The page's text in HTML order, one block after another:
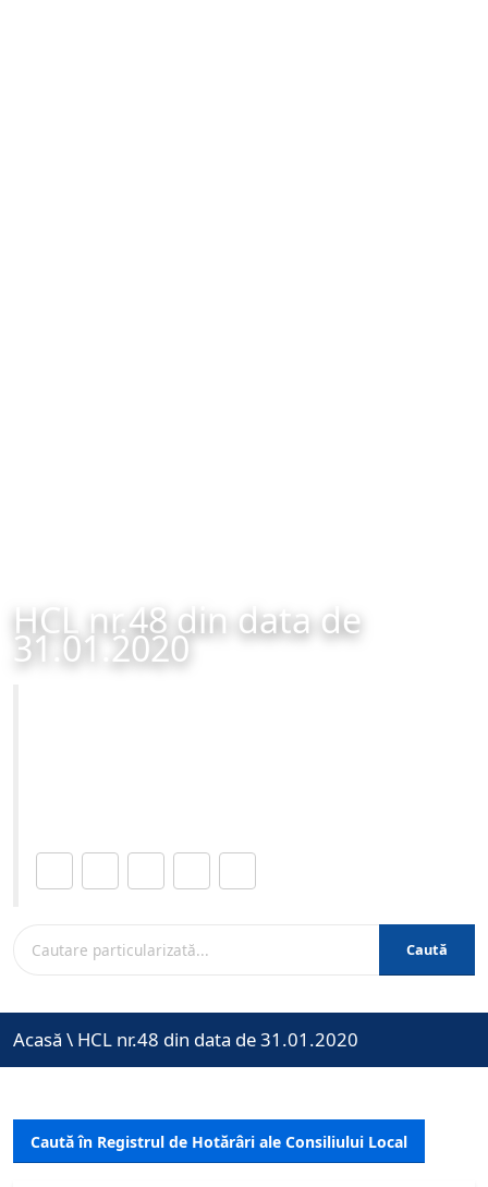
HCL nr.48 din data de
31.01.2020
Caută
Acasă \ HCL nr.48 din data de 31.01.2020
Caută în Registrul de Hotărâri ale Consiliului Local